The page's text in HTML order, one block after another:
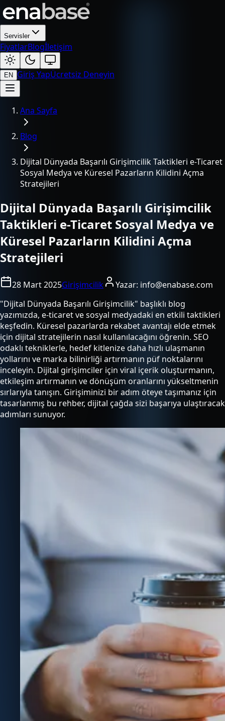
Servisler
FiyatlarBlogİletişim
EN Giriş YapÜcretsiz Deneyin
Ana Sayfa
Blog
Dijital Dünyada Başarılı Girişimcilik Taktikleri e-Ticaret
Sosyal Medya ve Küresel Pazarların Kilidini Açma
Stratejileri
Dijital Dünyada Başarılı Girişimcilik
Taktikleri e-Ticaret Sosyal Medya ve
Küresel Pazarların Kilidini Açma
Stratejileri
28 Mart 2025Girişimcilik Yazar: info@enabase.com
"Dijital Dünyada Başarılı Girişimcilik" başlıklı blog
yazımızda, e-ticaret ve sosyal medyadaki en etkili taktikleri
keşfedin. Küresel pazarlarda rekabet avantajı elde etmek
için dijital stratejilerin nasıl kullanılacağını öğrenin. SEO
odaklı tekniklerle, hedef kitlenize daha hızlı ulaşmanın
yollarını ve marka bilinirliği artırmanın püf noktalarını
inceleyin. Dijital girişimciler için viral içerik oluşturmanın,
etkileşim artırmanın ve dönüşüm oranlarını yükseltmenin
sırlarıyla tanışın. Girişiminizi bir adım öteye taşımanız için
tasarlanmış bu rehber, dijital çağda sizi başarıya ulaştıracak
adımları sunuyor.